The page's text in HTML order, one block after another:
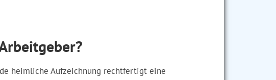
Kündigungen sind unwirksam!
Prüfung auf Wirksamkeit // Aufzeigen von